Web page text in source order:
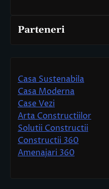
Parteneri
Casa Sustenabila
Casa Moderna
Case Vezi
Arta Constructiilor
Solutii Constructii
Constructii 360
Amenajari 360